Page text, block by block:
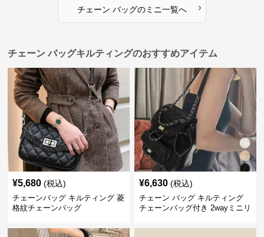
チェーン バッグのミニ一覧へ ›
チェーン バッグキルティングのおすすめアイテム
¥5,680 (税込)
チェーンバッグ キルティング 菱
格紋チェーンバッグ
¥6,630 (税込)
チェーン バッグ キルティング
チェーンバッグ付き 2wayミニリ